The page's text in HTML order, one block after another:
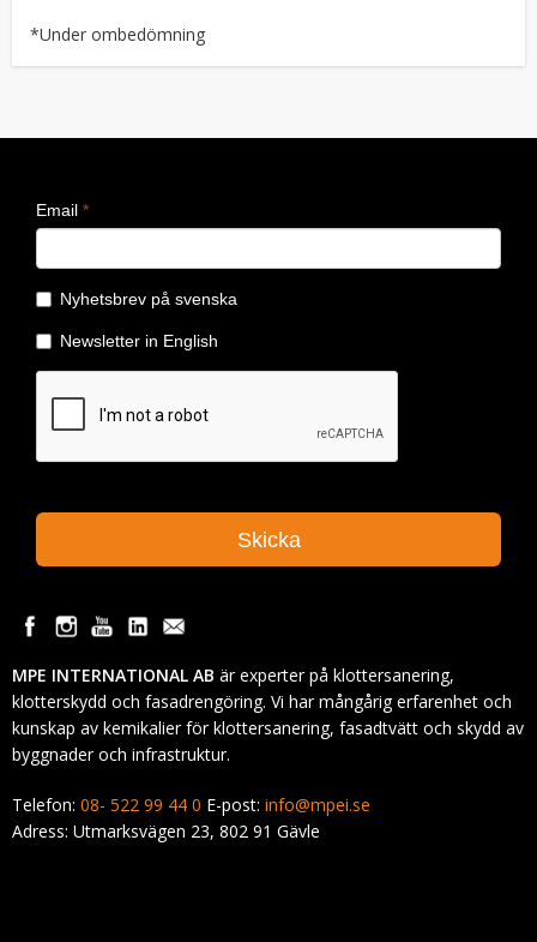
*Under ombedömning
MPE INTERNATIONAL AB är experter på klottersanering,
klotterskydd och fasadrengöring. Vi har mångårig erfarenhet och
kunskap av kemikalier för klottersanering, fasadtvätt och skydd av
byggnader och infrastruktur.
Telefon: 08- 522 99 44 0 E-post: info@mpei.se
Adress: Utmarksvägen 23, 802 91 Gävle